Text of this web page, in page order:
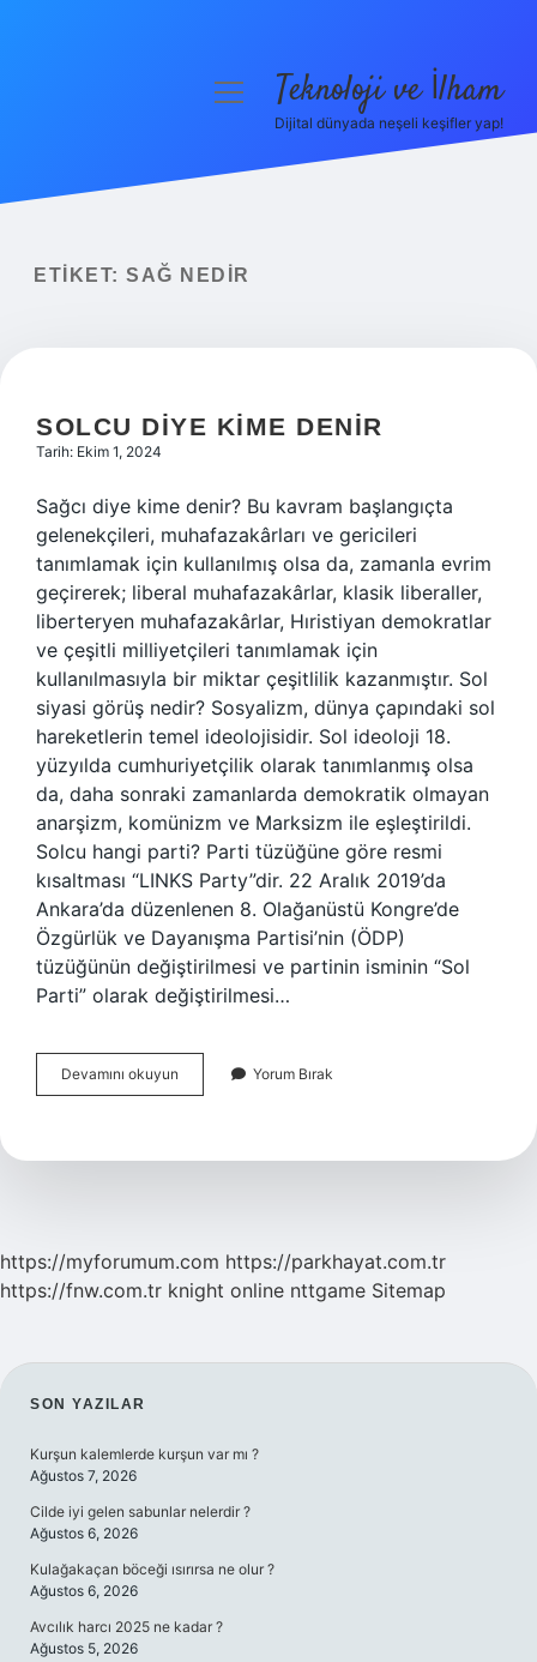
Yasal Uyarı
menüyüTeknoloji ve İlham
Dijital dünyada neşeli keşifler yap!
ETIKET: SAĞ NEDIR
SOLCU DIYE KIME DENIR
Tarih: Ekim 1, 2024
Sağcı diye kime denir? Bu kavram başlangıçta
gelenekçileri, muhafazakârları ve gericileri
tanımlamak için kullanılmış olsa da, zamanla evrim
geçirerek; liberal muhafazakârlar, klasik liberaller,
liberteryen muhafazakârlar, Hıristiyan demokratlar
ve çeşitli milliyetçileri tanımlamak için
kullanılmasıyla bir miktar çeşitlilik kazanmıştır. Sol
siyasi görüş nedir? Sosyalizm, dünya çapındaki sol
hareketlerin temel ideolojisidir. Sol ideoloji 18.
yüzyılda cumhuriyetçilik olarak tanımlanmış olsa
da, daha sonraki zamanlarda demokratik olmayan
anarşizm, komünizm ve Marksizm ile eşleştirildi.
Solcu hangi parti? Parti tüzüğüne göre resmi
kısaltması “LINKS Party”dir. 22 Aralık 2019’da
Ankara’da düzenlenen 8. Olağanüstü Kongre’de
Özgürlük ve Dayanışma Partisi’nin (ÖDP)
tüzüğünün değiştirilmesi ve partinin isminin “Sol
Parti” olarak değiştirilmesi…
Devamını okuyun
Diye
Yorum Bırak
https://myforumum.com https://parkhayat.com.tr
https://fnw.com.tr knight online nttgame Sitemap
SIDEBAR
SON YAZILAR
Kurşun kalemlerde kurşun var mı ?
Ağustos 7, 2026
Cilde iyi gelen sabunlar nelerdir ?
Ağustos 6, 2026
Kulağakaçan böceği ısırırsa ne olur ?
Ağustos 6, 2026
Avcılık harcı 2025 ne kadar ?
Ağustos 5, 2026